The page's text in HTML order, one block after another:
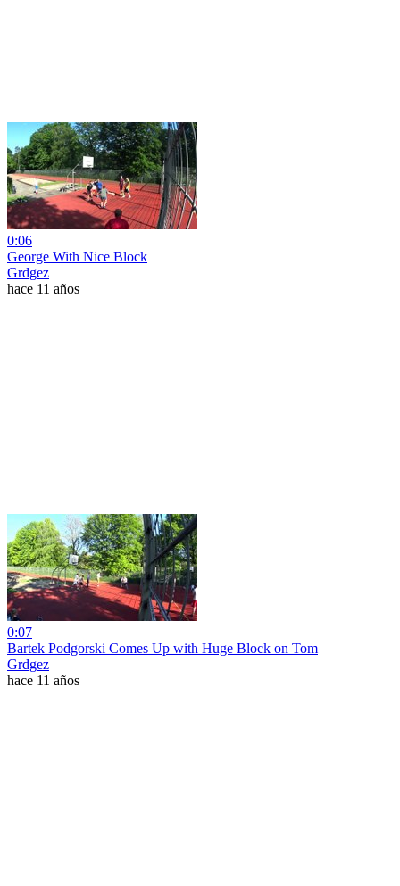
0:06
George With Nice Block
Grdgez
hace 11 años
0:07
Bartek Podgorski Comes Up with Huge Block on Tom
Grdgez
hace 11 años